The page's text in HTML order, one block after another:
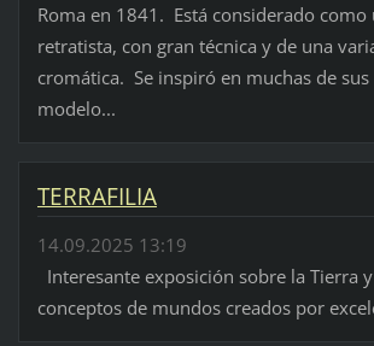
Roma en 1841. Está considerado como
retratista, con gran técnica y de una
cromática. Se inspiró en muchas de sus
modelo...
TERRAFILIA
14.09.2025 13:19
Interesante exposición sobre la Tierra
conceptos de mundos creados por